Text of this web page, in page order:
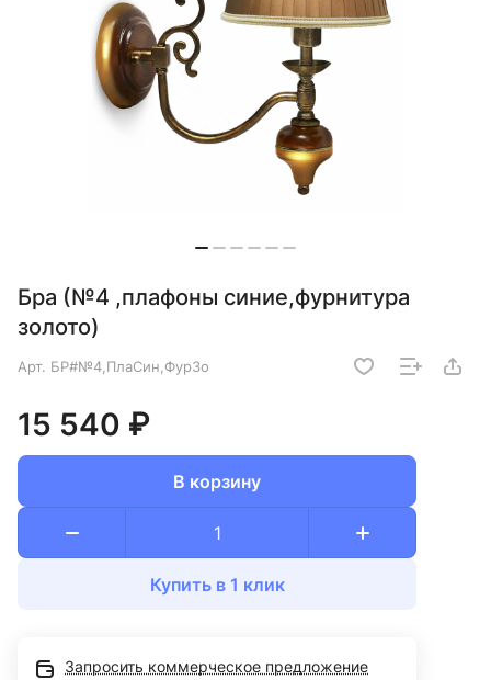
Бра (№4 ,плафоны синие,фурнитура
золото)
Арт. БР#№4,ПлаСин,ФурЗо
15 540 ₽
В корзину
Купить в 1 клик
Запросить коммерческое предложение